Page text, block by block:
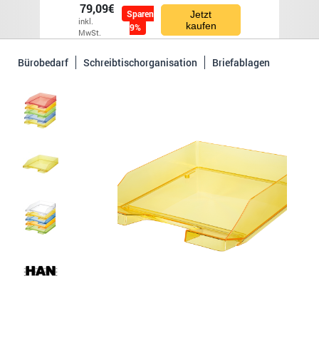
79,09€
inkl.
MwSt.
Sparen
9%
Jetzt
kaufen
Bürobedarf Schreibtischorganisation Briefablagen